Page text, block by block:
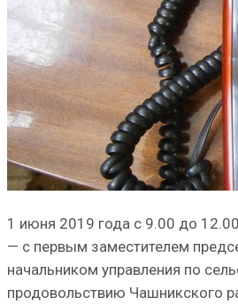
1 июня 2019 года с 9.00 до
— с первым заместителем
начальником управления по
продовольствию Чашникского